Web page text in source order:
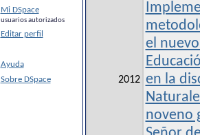
Mi DSpace
usuarios autorizados
Editar perfil
Ayuda
Sobre DSpace
2012
el
en la
noveno